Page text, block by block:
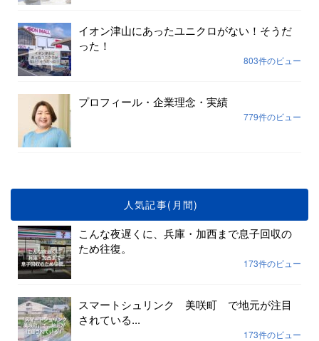
イオン津山にあったユニクロがない！そうだ
った！
803件のビュー
プロフィール・企業理念・実績
779件のビュー
人気記事(月間)
こんな夜遅くに、兵庫・加西まで息子回収の
ため往復。
173件のビュー
スマートシュリンク 美咲町 で地元が注目
されている...
173件のビュー